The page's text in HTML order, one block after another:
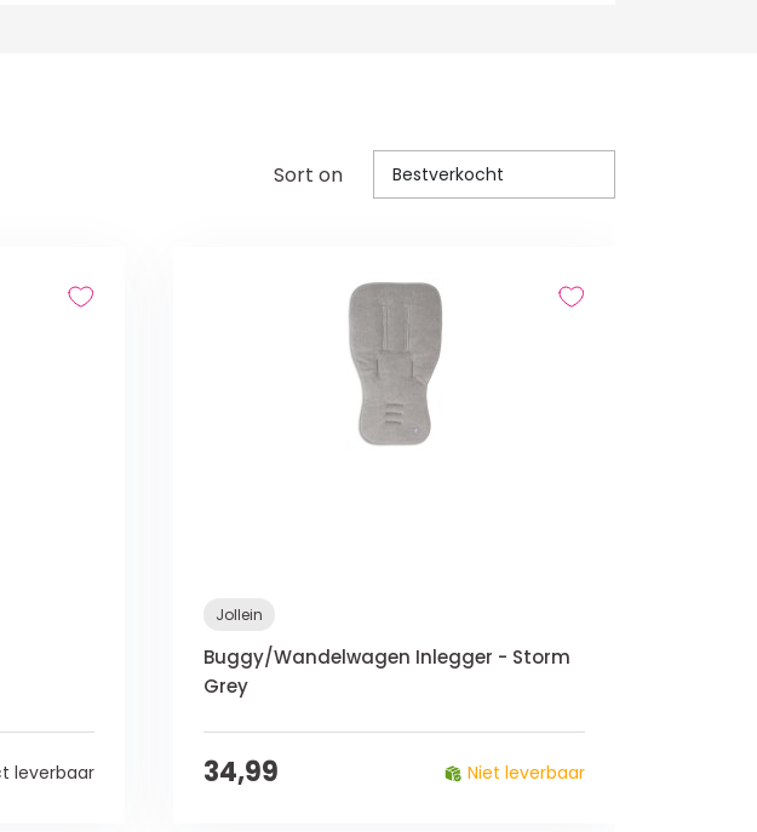
Sort on Bestverkocht
leverbaar
Jollein
Buggy/Wandelwagen Inlegger - Storm
Grey
34,99 Niet leverbaar